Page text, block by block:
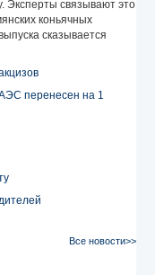
Эксперты связывают это
коньячных
сказывается
перенесен на 1
Все новости>>